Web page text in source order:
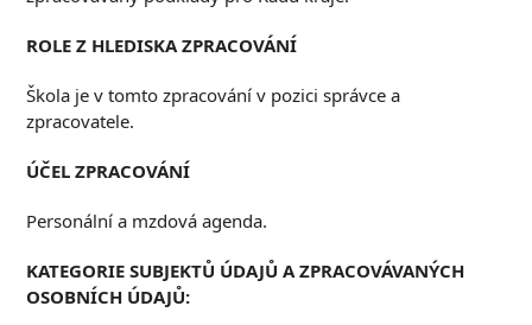
ROLE Z HLEDISKAZPRACOVÁNÍ
Škola je v tomto zpracování v pozici správce a
zpracovatele.
ÚČEL ZPRACOVÁNÍ
Personální a mzdová agenda.
KATEGORIE SUBJEKTŮ ÚDAJŮ A ZPRACOVÁVANÝCH
OSOBNÍCH ÚDAJŮ: